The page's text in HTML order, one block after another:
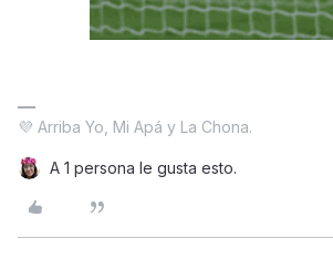
💜 Arriba Yo, Mi Apá y La Chona.
A 1 persona le gusta esto.